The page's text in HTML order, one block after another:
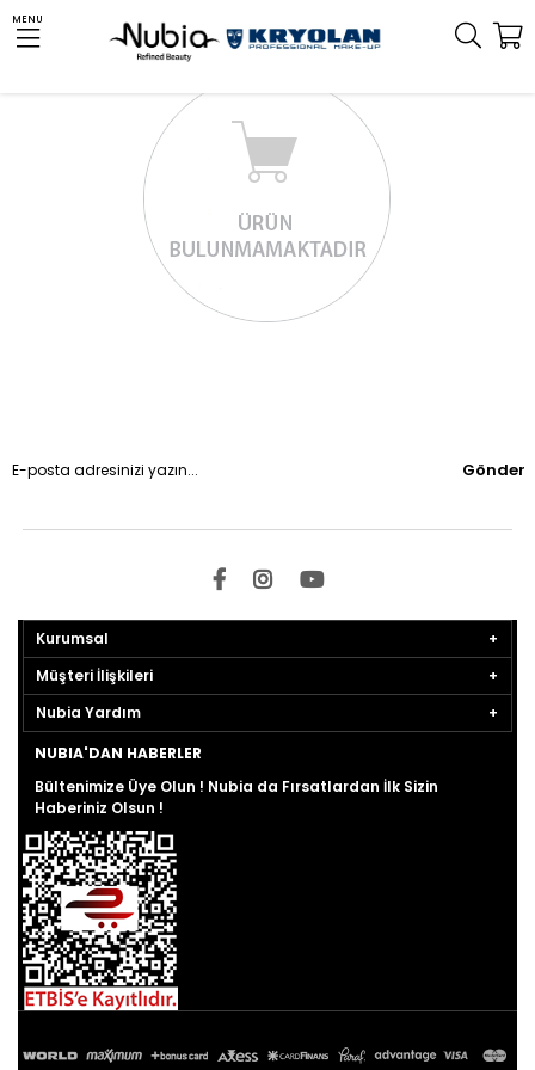
MENU
Gönder
Kurumsal
Müşteri İlişkileri
Nubia Yardım
NUBIA'DAN HABERLER
Bültenimize Üye Olun ! Nubia da Fırsatlardan İlk Sizin
Haberiniz Olsun !